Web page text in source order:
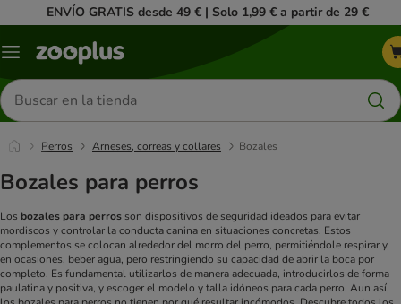
ENVÍO GRATIS desde 49 € | Solo 1,99 € a partir de 29 €
Menú
Buscar
productos
Perros Arneses, correas y collares Bozales
Bozales para perros
Los bozales para perros son dispositivos de seguridad ideados para evitar
mordiscos y controlar la conducta canina en situaciones concretas. Estos
complementos se colocan alrededor del morro del perro, permitiéndole respirar y,
en ocasiones, beber agua, pero restringiendo su capacidad de abrir la boca por
completo. Es fundamental utilizarlos de manera adecuada, introducirlos de forma
paulatina y positiva, y escoger el modelo y talla idóneos para cada perro. Aun así,